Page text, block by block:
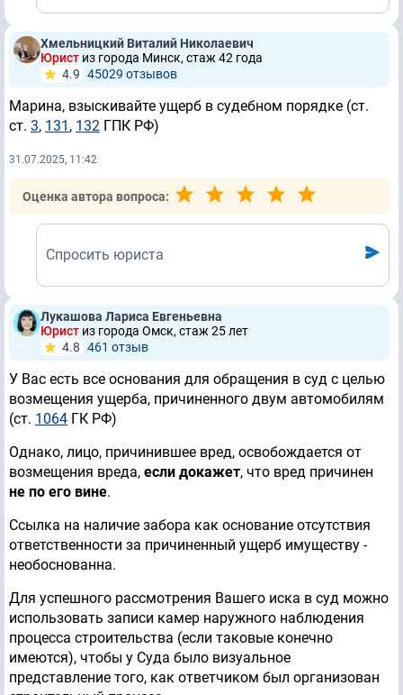
Хмельницкий Виталий Николаевич
Юрист из города Минск, стаж 42 годa
4.9 45029 отзывов
Марина, взыскивайте ущерб в судебном порядке (ст.
ст. 3, 131 , 132 ГПК РФ)
31.07.2025, 11:42
Оценка автора вопроса:
Спросить юриста
Лукашова Лариса Евгеньевна
Юрист из города Омск, стаж 25 лет
4.8 461 отзыв
У Вас есть все основания для обращения в суд с целью
возмещения ущерба, причиненного двум автомобилям
(ст. 1064 ГК РФ)
Однако, лицо, причинившее вред, освобождается от
возмещения вреда, если докажет, что вред причинен
не по его вине.
Ссылка на наличие забора как основание отсутствия
ответственности за причиненный ущерб имуществу -
необоснованна.
Для успешного рассмотрения Вашего иска в суд можно
использовать записи камер наружного наблюдения
процесса строительства (если таковые конечно
имеются), чтобы у Суда было визуальное
представление того, как ответчиком был организован